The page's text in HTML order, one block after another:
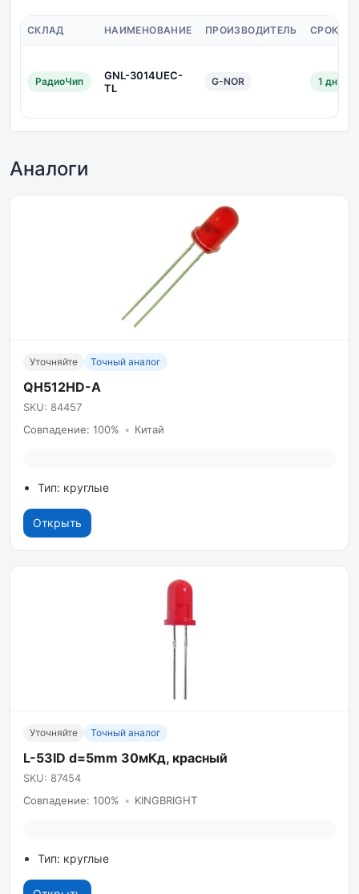
СКЛАД НАИМЕНОВАНИЕ ПРОИЗВОДИТЕЛЬ СРОК
РадиоЧип
GNL-3014UEC-
TL
G-NOR 1 дн.
Аналоги
Уточняйте Точный аналог
QH512HD-A
SKU: 84457
Совпадение: 100% • Китай
Тип: круглые
Открыть
Уточняйте Точный аналог
L-53ID d=5mm 30мКд, красный
SKU: 87454
Совпадение: 100% • KINGBRIGHT
Тип: круглые